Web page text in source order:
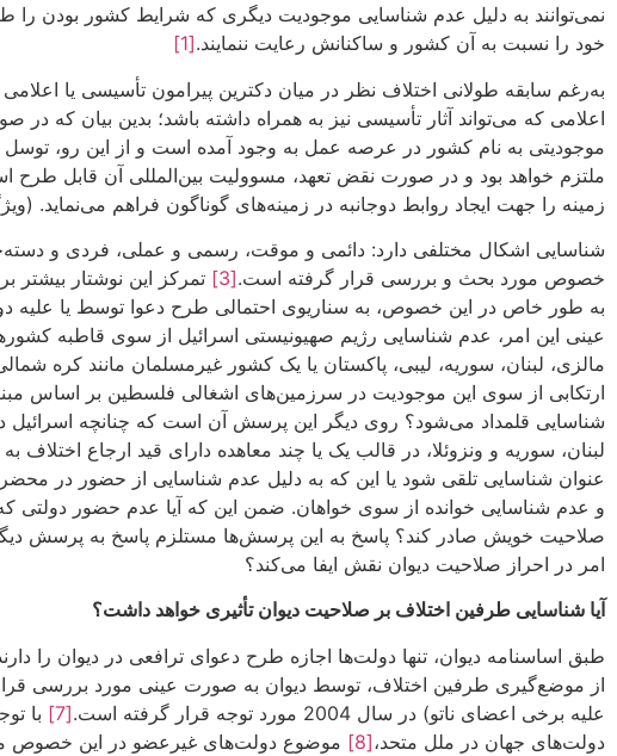
نمی‌توانند به دلیل عدم شناسایی موجودیت دیگری که شرایط کشور بودن
خود را نسبت به آن کشور و ساکنانش رعایت ننمایند.[1]
به‌رغم سابقه طولانی اختلاف نظر در میان دکترین پیرامون تأسیسی یا
اعلامی که می‌تواند آثار تأسیسی نیز به همراه داشته باشد؛ بدین بیان
موجودیتی به نام کشور در عرصه عمل به وجود آمده است و از این رو،
ملتزم خواهد بود و در صورت نقض تعهد، مسوولیت بین‌المللی آن قابل
زمینه را جهت ایجاد روابط دوجانبه در زمینه‌‌های گوناگون فراهم می‌نماید.
شناسایی اشکال مختلفی دارد: دائمی و موقت، رسمی و عملی، فردی و
خصوص مورد بحث و بررسی قرار گرفته است.[3]
تمرکز این نوشتار
به طور خاص در این خصوص، به سناریوی احتمالی طرح دعوا توسط یا علیه
عینی این امر، عدم شناسایی رژیم صهیونیستی اسرائیل از سوی قاطبه
مالزی، لبنان، سوریه، لیبی، پاکستان یا یک کشور غیرمسلمان مانند کره
ارتکابی از سوی این موجودیت در سرزمین‌های اشغالی فلسطین بر اساس
شناسایی قلمداد می‌شود؟ روی دیگر این پرسش آن است که چنانچه اسرائیل
لبنان، سوریه و ونزوئلا، در قالب یک یا چند معاهده دارای قید ارجاع
عنوان شناسایی تلقی شود یا این که به دلیل عدم شناسایی از حضور در
و عدم شناسایی خوانده از سوی خواهان. ضمن این که آیا عدم حضور دولتی
صلاحیت خویش صادر کند؟ پاسخ به این پرسش‌ها مستلزم پاسخ به پرسش
امر در احراز صلاحیت دیوان نقش ایفا می‌کند؟
آیا شناسایی طرفین اختلاف بر صلاحیت دیوان تأثیری خواهد داشت؟
طبق اساسنامه دیوان، تنها دولت‌ها اجازه طرح دعوای ترافعی در دیوان را
از موضع‌گیری طرفین اختلاف، توسط دیوان به صورت عینی مورد بررسی
علیه برخی اعضای ناتو) در سال 2004 مورد توجه قرار گرفته است.
[7]
با
دولت‌های جهان در ملل متحد،[8]
موضوع دولت‌های غیرعضو در این خصوص